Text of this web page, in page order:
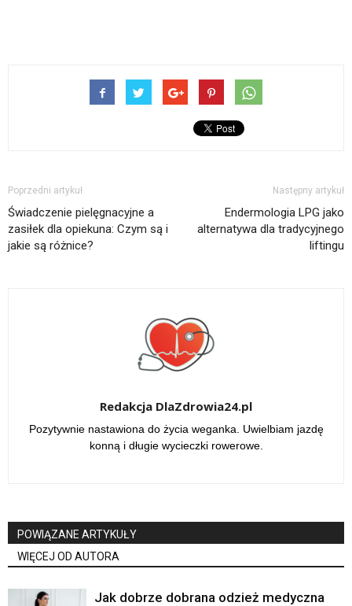
Poprzedni artykuł
Świadczenie pielęgnacyjne a
zasiłek dla opiekuna: Czym są i
jakie są różnice?
Następny artykuł
Endermologia LPG jako
alternatywa dla tradycyjnego
liftingu
Redakcja DlaZdrowia24.pl
Pozytywnie nastawiona do życia weganka. Uwielbiam jazdę
konną i długie wycieczki rowerowe.
POWIĄZANE ARTYKUŁY
WIĘCEJ OD AUTORA
Jak dobrze dobrana odzież medyczna